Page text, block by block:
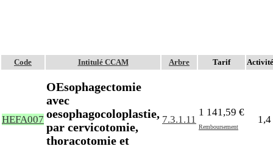
Code Intitulé CCAM Arbre Tarif
HEFA007
OEsophagectomie
avec
oesophagocoloplastie,
par cervicotomie,
thoracotomie et
7.3.1.11
1 141,59 €
Remboursement
1,4